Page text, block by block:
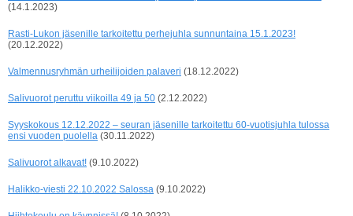
(14.1.2023)
Rasti-Lukon jäsenille tarkoitettu perhejuhla sunnuntaina 15.1.2023!
(20.12.2022)
Valmennusryhmän urheilijoiden palaveri (18.12.2022)
Salivuorot peruttu viikoilla 49 ja 50 (2.12.2022)
Syyskokous 12.12.2022 – seuran jäsenille tarkoitettu 60-vuotisjuhla tulossa
ensi vuoden puolella (30.11.2022)
Salivuorot alkavat! (9.10.2022)
Halikko-viesti 22.10.2022 Salossa (9.10.2022)